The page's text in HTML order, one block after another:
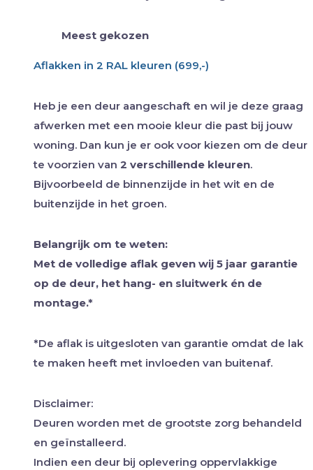
Meest gekozen
Aflakken in 2 RAL kleuren (699,-)
Heb je een deur aangeschaft en wil je deze graag
afwerken met een mooie kleur die past bij jouw
woning. Dan kun je er ook voor kiezen om de deur
te voorzien van 2 verschillende kleuren.
Bijvoorbeeld de binnenzijde in het wit en de
buitenzijde in het groen.
Belangrijk om te weten:
Met de volledige aflak geven wij 5 jaar garantie
op de deur, het hang- en sluitwerk én de
montage.*
*De aflak is uitgesloten van garantie omdat de lak
te maken heeft met invloeden van buitenaf.
Disclaimer:
Deuren worden met de grootste zorg behandeld
en geïnstalleerd.
Indien een deur bij oplevering oppervlakkige